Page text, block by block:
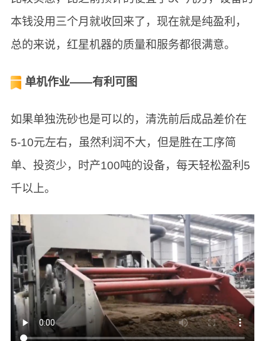
本钱没用三个月就收回来了，现在就是纯盈利，
总的来说，红星机器的质量和服务都很满意。
单机作业——有利可图
如果单独洗砂也是可以的，清洗前后成品差价在
5-10元左右，虽然利润不大，但是胜在工序简
单、投资少，时产100吨的设备，每天轻松盈利5
千以上。